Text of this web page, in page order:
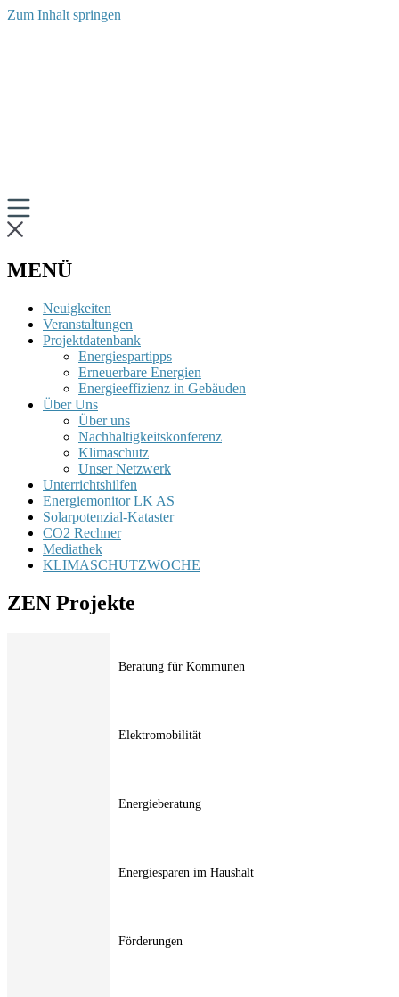
Zum Inhalt springen
MENÜ
Neuigkeiten
Veranstaltungen
Projektdatenbank
Energiespartipps
Erneuerbare Energien
Energieeffizienz in Gebäuden
Über Uns
Über uns
Nachhaltigkeitskonferenz
Klimaschutz
Unser Netzwerk
Unterrichtshilfen
Energiemonitor LK AS
Solarpotenzial-Kataster
CO2 Rechner
Mediathek
KLIMASCHUTZWOCHE
ZEN Projekte
Beratung für Kommunen
Elektromobilität
Energieberatung
Energiesparen im Haushalt
Förderungen